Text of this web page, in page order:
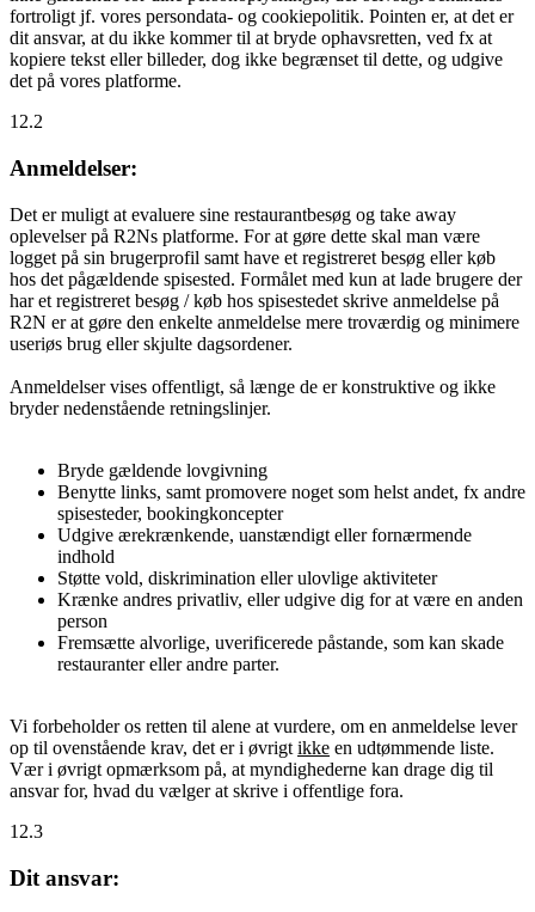
fortroligt jf. vores persondata- og cookiepolitik. Pointen er, at det er
dit ansvar, at du ikke kommer til at bryde ophavsretten, ved fx at
kopiere tekst eller billeder, dog ikke begrænset til dette, og udgive
det på vores platforme.
12.2
Anmeldelser:
Det er muligt at evaluere sine restaurantbesøg og take away
oplevelser på R2Ns platforme. For at gøre dette skal man være
logget på sin brugerprofil samt have et registreret besøg eller køb
hos det pågældende spisested. Formålet med kun at lade brugere der
har et registreret besøg / køb hos spisestedet skrive anmeldelse på
R2N er at gøre den enkelte anmeldelse mere troværdig og minimere
useriøs brug eller skjulte dagsordener.
Anmeldelser vises offentligt, så længe de er konstruktive og ikke
bryder nedenstående retningslinjer.
Bryde gældende lovgivning
Benytte links, samt promovere noget som helst andet, fx andre
spisesteder, bookingkoncepter
Udgive ærekrænkende, uanstændigt eller fornærmende
indhold
Støtte vold, diskrimination eller ulovlige aktiviteter
Krænke andres privatliv, eller udgive dig for at være en anden
person
Fremsætte alvorlige, uverificerede påstande, som kan skade
restauranter eller andre parter.
Vi forbeholder os retten til alene at vurdere, om en anmeldelse lever
op til ovenstående krav, det er i øvrigt ikke en udtømmende liste.
Vær i øvrigt opmærksom på, at myndighederne kan drage dig til
ansvar for, hvad du vælger at skrive i offentlige fora.
12.3
Dit ansvar: